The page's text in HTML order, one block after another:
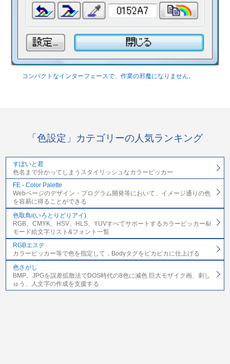
コンパクトなインターフェースで、作業の邪魔になりません。
「色設定」カテゴリーの人気ランキング
すぽいと君
色名まで分かってしまうスタイリッシュなカラーピッカー
FE - Color Palette
Webページのデザイン・プログラム開発等において、イメージ通りの色
を容易に得ることができる
色取鳥i(いろとりどりアイ)
RGB、CMYK、HSV、HLS、YUVすべてサポートするカラーピッカー&i
モード絵文字リスト&フォント一覧
RGBエステ
カラーピッカー等で色を指定して，Bodyタグをピカピカに仕上げる
色さがし
BMP、JPGを誤差拡散法でDOS時代の8色に減色 巨大モザイク画、刺し
ゅう、人文字の作成を支援する